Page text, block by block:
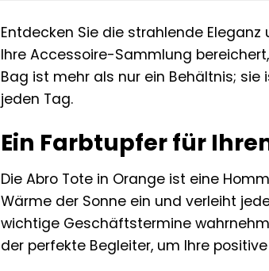
Entdecken Sie die strahlende
Ihre Accessoire-Sammlung
Bag ist mehr als nur ein Behältnis;
jeden Tag.
Ein Farbtupfer für
Die Abro Tote in Orange ist eine
Wärme der Sonne ein und verleiht
wichtige Geschäftstermine
der perfekte Begleiter, um Ihre